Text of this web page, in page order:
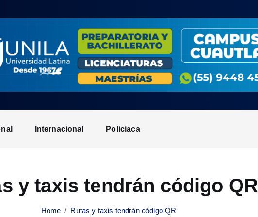
Internacional Policiaca
y taxis tendrán código QR
Home Rutas y taxis tendrán código QR